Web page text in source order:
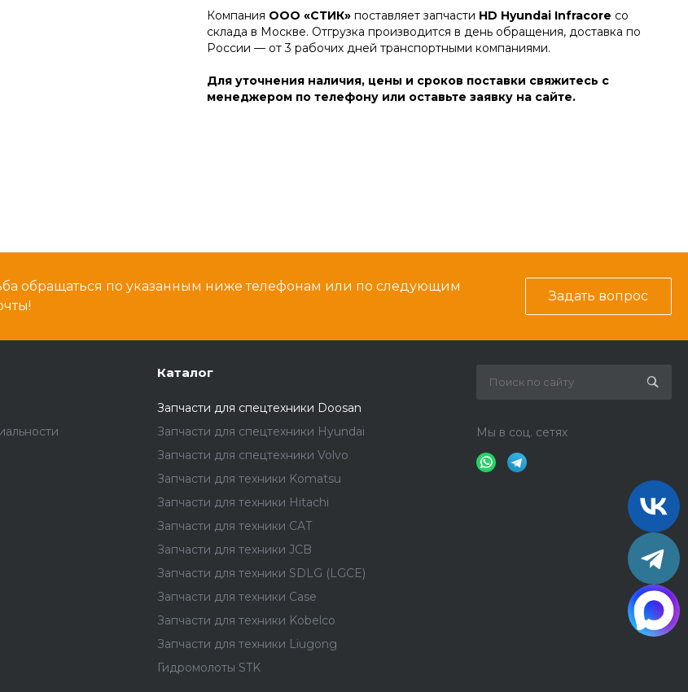
Компания ООО «СТИК»поставляет запчасти HD Hyundai Infracore со
склада в Москве. Отгрузка производится в день обращения, доставка по
России — от 3 рабочих дней транспортными компаниями.
Для уточнения наличия, цены и сроков поставки свяжитесь с
менеджером по телефону или оставьте заявку на сайте.
обращаться по указанным ниже телефонам или по следующим
Задать вопрос
Каталог
Запчасти для спецтехники Doosan
Запчасти для спецтехники Hyundai
Запчасти для спецтехники Volvo
Запчасти для техники Komatsu
Запчасти для техники Hitachi
Запчасти для техники CAT
Запчасти для техники JCB
Запчасти для техники SDLG (LGCE)
Запчасти для техники Case
Запчасти для техники Kobelco
Запчасти для техники Liugong
Гидромолоты STK
Мы в соц. сетях